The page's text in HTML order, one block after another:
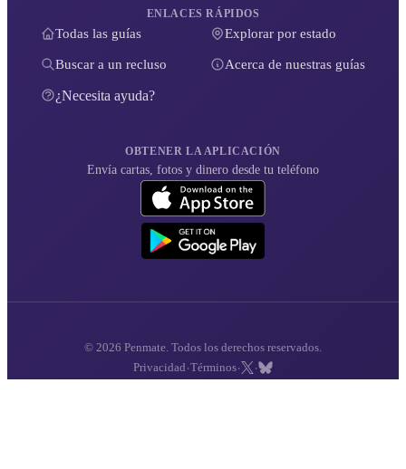
ENLACES RÁPIDOS
Todas las guías Explorar por estado
Buscar a un recluso Acerca de nuestras guías
¿Necesita ayuda?
OBTENER LA APLICACIÓN
Envía cartas, fotos y dinero desde tu teléfono
© 2026 Penmate. Todos los derechos reservados.
Privacidad ·Términos· ·